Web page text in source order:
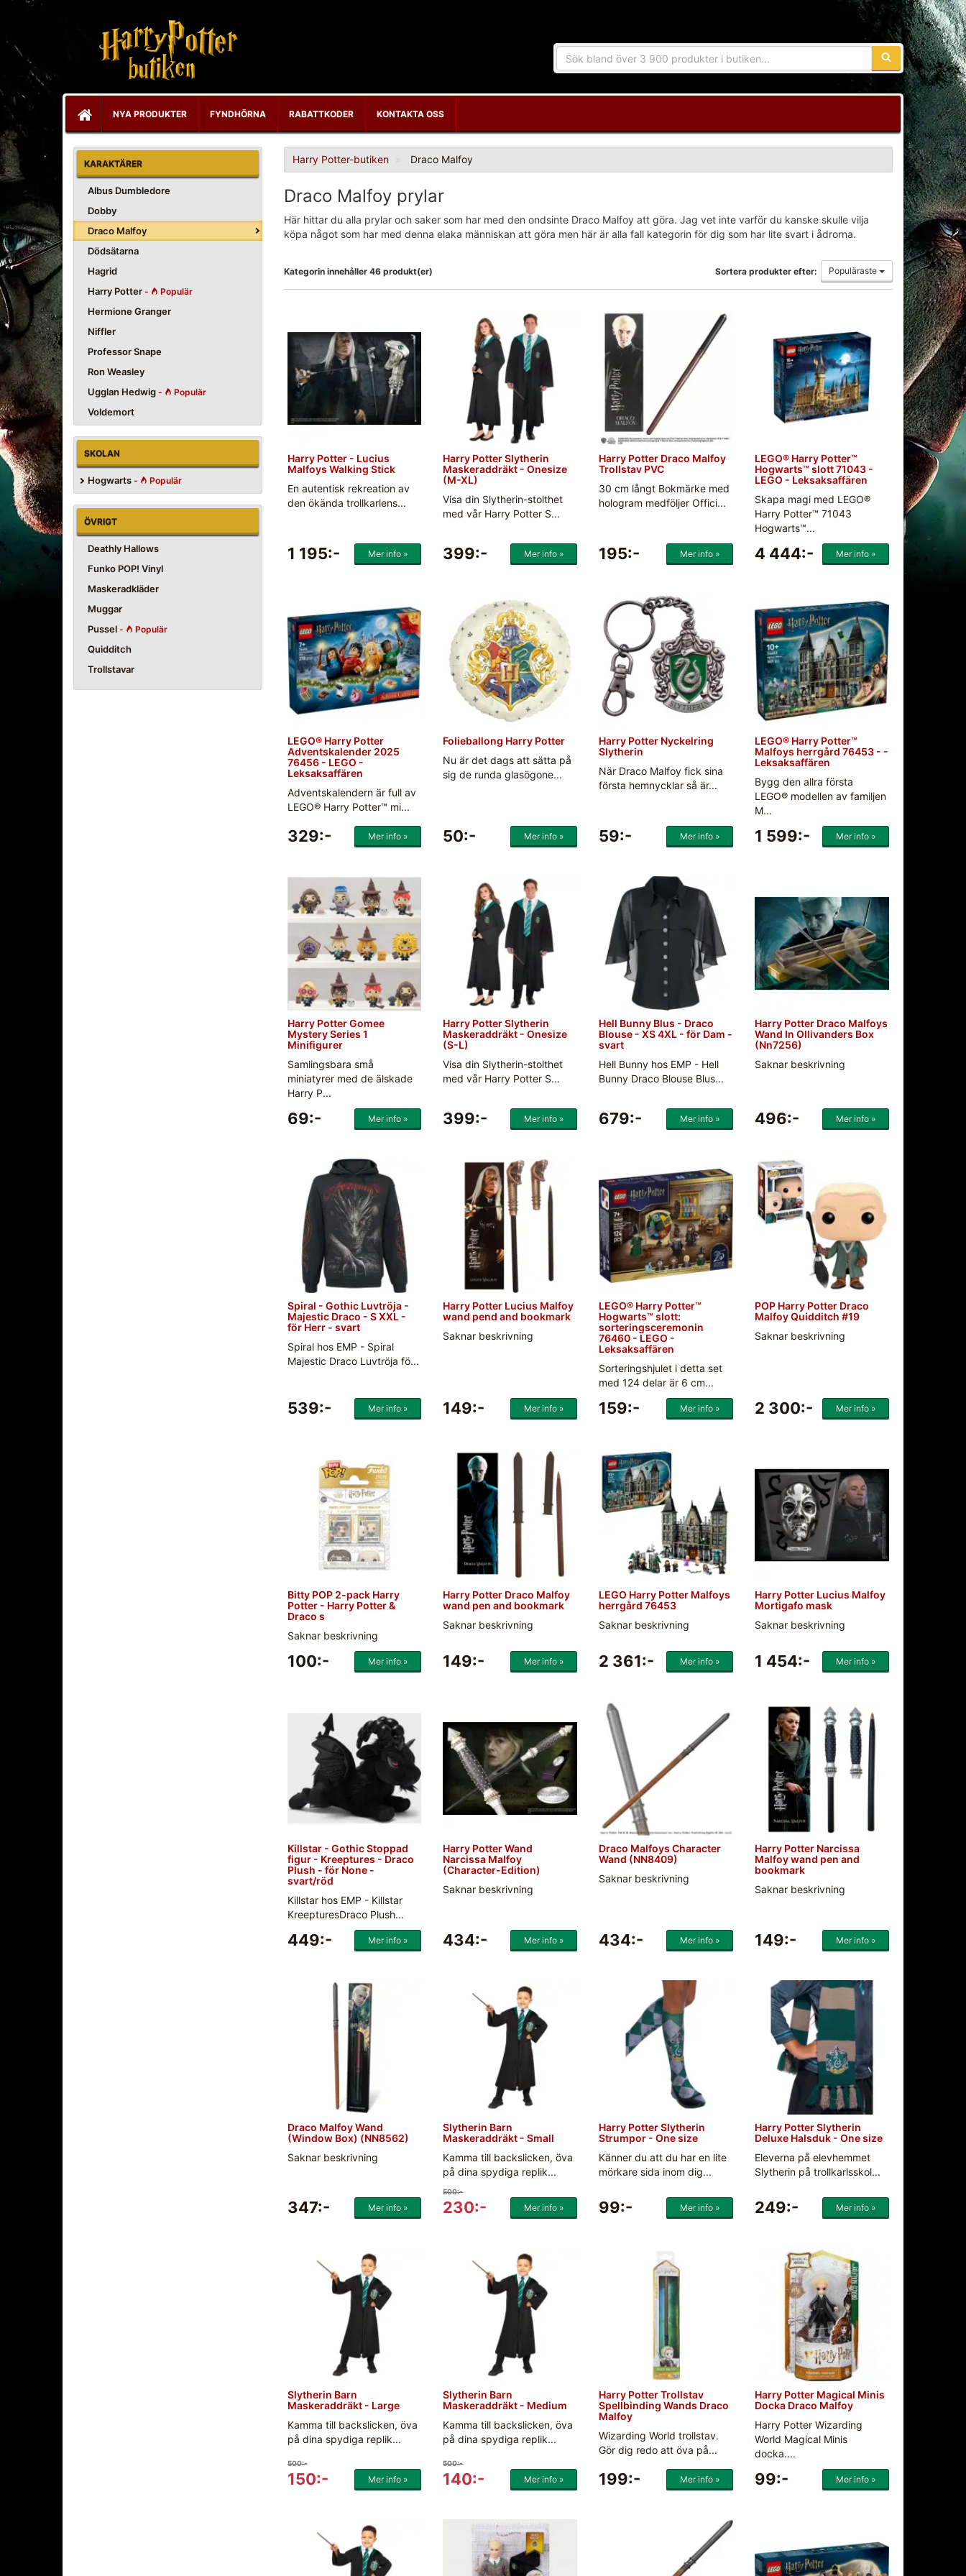
Sökfras:
NYA PRODUKTER FYNDHÖRNA RABATTKODER KONTAKTA OSS
KARAKTÄRER
Albus Dumbledore
Dobby
Draco Malfoy
Dödsätarna
Hagrid
Harry Potter - Populär
Hermione Granger
Niffler
Professor Snape
Ron Weasley
Ugglan Hedwig - Populär
Voldemort
SKOLAN
Hogwarts - Populär
ÖVRIGT
Deathly Hallows
Funko POP! Vinyl
Maskeradkläder
Muggar
Pussel - Populär
Quidditch
Trollstavar
Harry Potter-butiken Draco Malfoy
Draco Malfoy prylar
Här hittar du alla prylar och saker som har med den ondsinte Draco Malfoy att göra. Jag vet inte varför du kanske skulle vilja
köpa något som har med denna elaka människan att göra men här är alla fall kategorin för dig som har lite svart i ådrorna.
Kategorin innehåller 46 produkt(er) Sortera produkter efter: Populäraste
Harry Potter - Lucius
Malfoys Walking Stick
En autentisk rekreation av
den ökända trollkarlens...
1 195:- Mer info »
Harry Potter Slytherin
Maskeraddräkt - Onesize
(M-XL)
Visa din Slytherin-stolthet
med vår Harry Potter S...
399:- Mer info »
Harry Potter Draco Malfoy
Trollstav PVC
30 cm långt Bokmärke med
hologram medföljer Offici...
195:- Mer info »
LEGO® Harry Potter™
Hogwarts™ slott 71043 -
LEGO - Leksaksaffären
Skapa magi med LEGO®
Harry Potter™ 71043
Hogwarts™...
4 444:- Mer info »
LEGO® Harry Potter
Adventskalender 2025
76456 - LEGO -
Leksaksaffären
Adventskalendern är full av
LEGO® Harry Potter™ mi...
329:- Mer info »
Folieballong Harry Potter
Nu är det dags att sätta på
sig de runda glasögone...
50:- Mer info »
Harry Potter Nyckelring
Slytherin
När Draco Malfoy fick sina
första hemnycklar så är...
59:- Mer info »
LEGO® Harry Potter™
Malfoys herrgård 76453 - -
Leksaksaffären
Bygg den allra första
LEGO® modellen av familjen
M...
1 599:- Mer info »
Harry Potter Gomee
Mystery Series 1
Minifigurer
Samlingsbara små
miniatyrer med de älskade
Harry P...
69:- Mer info »
Harry Potter Slytherin
Maskeraddräkt - Onesize
(S-L)
Visa din Slytherin-stolthet
med vår Harry Potter S...
399:- Mer info »
Hell Bunny Blus - Draco
Blouse - XS 4XL - för Dam -
svart
Hell Bunny hos EMP - Hell
Bunny Draco Blouse Blus...
679:- Mer info »
Harry Potter Draco Malfoys
Wand In Ollivanders Box
(Nn7256)
Saknar beskrivning
496:- Mer info »
Spiral - Gothic Luvtröja -
Majestic Draco - S XXL -
för Herr - svart
Spiral hos EMP - Spiral
Majestic Draco Luvtröja fö...
539:- Mer info »
Harry Potter Lucius Malfoy
wand pend and bookmark
Saknar beskrivning
149:- Mer info »
LEGO® Harry Potter™
Hogwarts™ slott:
sorteringsceremonin
76460 - LEGO -
Leksaksaffären
Sorteringshjulet i detta set
med 124 delar är 6 cm...
159:- Mer info »
POP Harry Potter Draco
Malfoy Quidditch #19
Saknar beskrivning
2 300:- Mer info »
Bitty POP 2-pack Harry
Potter - Harry Potter &
Draco s
Saknar beskrivning
100:- Mer info »
Harry Potter Draco Malfoy
wand pen and bookmark
Saknar beskrivning
149:- Mer info »
LEGO Harry Potter Malfoys
herrgård 76453
Saknar beskrivning
2 361:- Mer info »
Harry Potter Lucius Malfoy
Mortigafo mask
Saknar beskrivning
1 454:- Mer info »
Killstar - Gothic Stoppad
figur - Kreeptures - Draco
Plush - för None -
svart/röd
Killstar hos EMP - Killstar
KreepturesDraco Plush...
449:- Mer info »
Harry Potter Wand
Narcissa Malfoy
(Character-Edition)
Saknar beskrivning
434:- Mer info »
Draco Malfoys Character
Wand (NN8409)
Saknar beskrivning
434:- Mer info »
Harry Potter Narcissa
Malfoy wand pen and
bookmark
Saknar beskrivning
149:- Mer info »
Draco Malfoy Wand
(Window Box) (NN8562)
Saknar beskrivning
347:- Mer info »
Slytherin Barn
Maskeraddräkt - Small
Kamma till backslicken, öva
på dina spydiga replik...
500:-
230:- Mer info »
Harry Potter Slytherin
Strumpor - One size
Känner du att du har en lite
mörkare sida inom dig...
99:- Mer info »
Harry Potter Slytherin
Deluxe Halsduk - One size
Eleverna på elevhemmet
Slytherin på trollkarlsskol...
249:- Mer info »
Slytherin Barn
Maskeraddräkt - Large
Kamma till backslicken, öva
på dina spydiga replik...
500:-
150:- Mer info »
Slytherin Barn
Maskeraddräkt - Medium
Kamma till backslicken, öva
på dina spydiga replik...
500:-
140:- Mer info »
Harry Potter Trollstav
Spellbinding Wands Draco
Malfoy
Wizarding World trollstav.
Gör dig redo att öva på...
199:- Mer info »
Harry Potter Magical Minis
Docka Draco Malfoy
Harry Potter Wizarding
World Magical Minis
docka....
99:- Mer info »